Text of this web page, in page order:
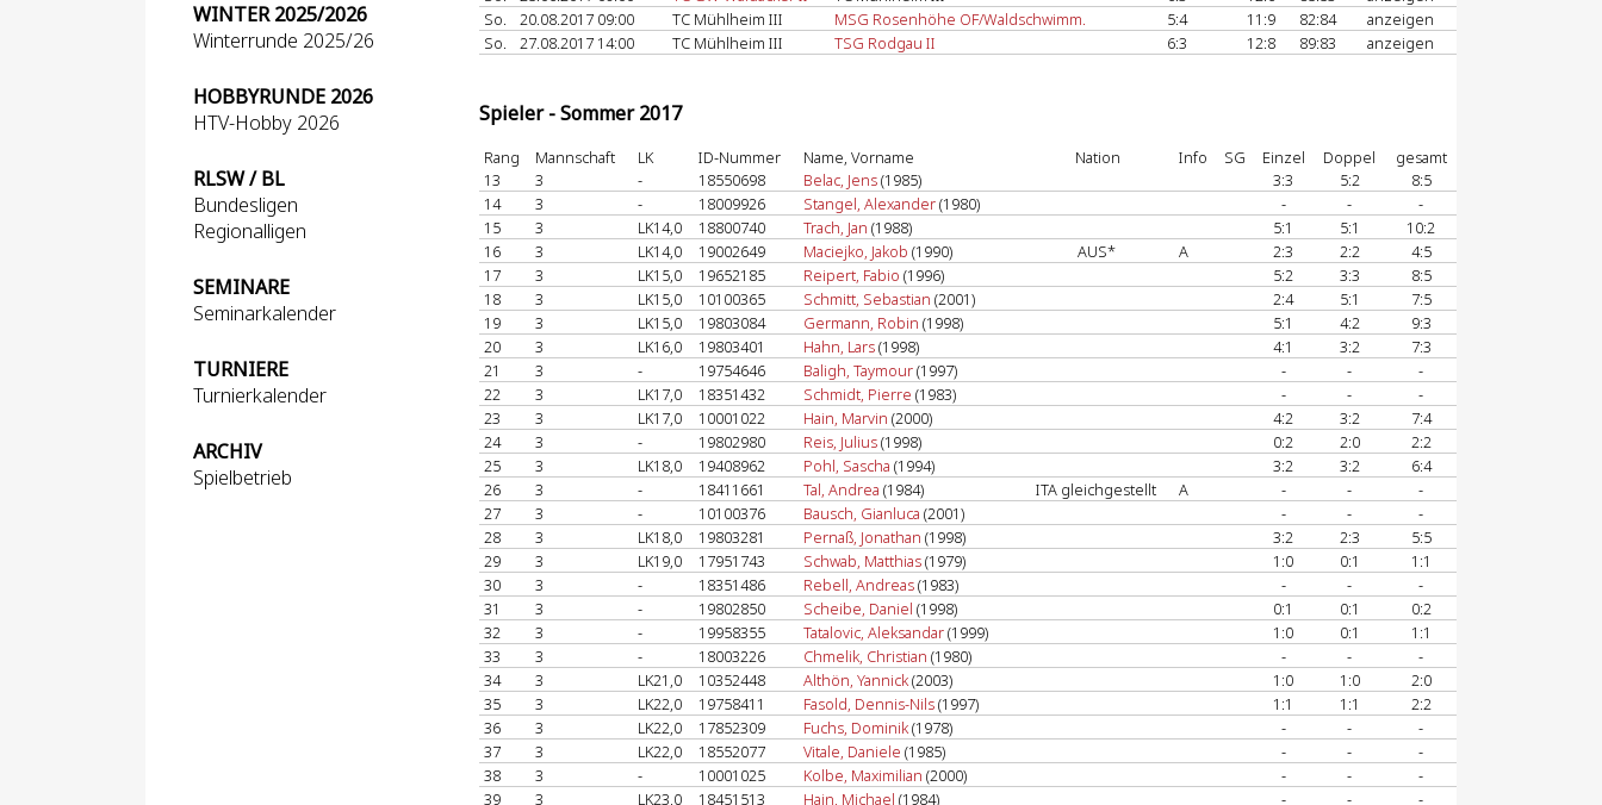
WINTER 2025/2026
Winterrunde 2025/26
HOBBYRUNDE 2026
HTV-Hobby 2026
RLSW / BL
Bundesligen
Regionalligen
SEMINARE
Seminarkalender
TURNIERE
Turnierkalender
ARCHIV
Spielbetrieb
So.
20.08.2017 09:00 TC Mühlheim III MSG Rosenhöhe OF/Waldschwimm. 5:4 11:9 82:84
anzeigen
So.
27.08.2017 14:00 TC Mühlheim III TSG Rodgau II 6:3 12:8 89:83 anzeigen
Spieler - Sommer 2017
Rang Mannschaft LK ID-Nummer Name, Vorname Nation Info SG Einzel Doppel
gesamt
13
3 - 18550698 Belac, Jens(1985) 3:3 5:2
8:5
14
3 - 18009926 Stangel, Alexander(1980) - -
-
15
3 LK14,0 18800740 Trach, Jan (1988) 5:1 5:1
10:2
16
3 LK14,0 19002649 Maciejko, Jakob (1990) AUS* A 2:3 2:2
4:5
17
3 LK15,0 19652185 Reipert, Fabio (1996) 5:2 3:3
8:5
18
3 LK15,0 10100365 Schmitt, Sebastian (2001) 2:4 5:1
7:5
19
3 LK15,0 19803084 Germann, Robin (1998) 5:1 4:2
9:3
20
3 LK16,0 19803401 Hahn, Lars(1998) 4:1 3:2
7:3
21
3 - 19754646 Baligh, Taymour(1997) - -
-
22
3 LK17,0 18351432 Schmidt, Pierre (1983) - -
-
23
3 LK17,0 10001022 Hain, Marvin (2000) 4:2 3:2
7:4
24
3 - 19802980 Reis, Julius(1998) 0:2 2:0
2:2
25
3 LK18,0 19408962 Pohl, Sascha (1994) 3:2 3:2
6:4
26
3 - 18411661 Tal, Andrea (1984) ITA gleichgestellt A - -
-
27
3 - 10100376 Bausch, Gianluca (2001) - -
-
28
3 LK18,0 19803281 Pernaß, Jonathan (1998) 3:2 2:3
5:5
29
3 LK19,0 17951743 Schwab, Matthias(1979) 1:0 0:1
1:1
30
3 - 18351486 Rebell, Andreas(1983) - -
-
31
3 - 19802850 Scheibe, Daniel (1998) 0:1 0:1
0:2
32
3 - 19958355 Tatalovic, Aleksandar(1999) 1:0 0:1
1:1
33
3 - 18003226 Chmelik, Christian (1980) - -
-
34
3 LK21,0 10352448 Althön, Yannick(2003) 1:0 1:0
2:0
35
3 LK22,0 19758411 Fasold, Dennis-Nils(1997) 1:1 1:1
2:2
36
3 LK22,0 17852309 Fuchs, Dominik(1978) - -
-
37
3 LK22,0 18552077 Vitale, Daniele (1985) - -
-
38
3 - 10001025 Kolbe, Maximilian (2000) - -
-
39
3 LK23,0 18451513 Hain, Michael (1984) - - -